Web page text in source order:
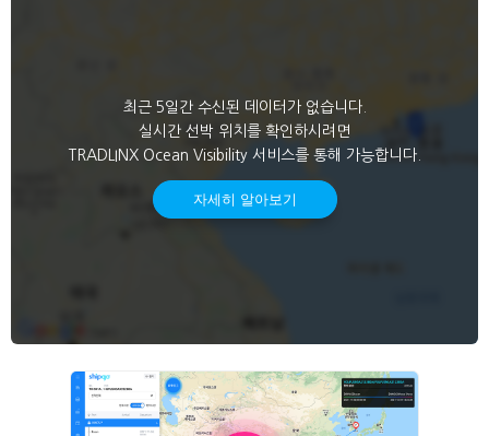
최근 5일간 수신된 데이터가 없습니다.
실시간 선박 위치를 확인하시려면
TRADLINX Ocean Visibility 서비스를 통해 가능합니다.
자세히 알아보기